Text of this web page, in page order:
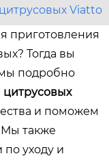
Viatto
приготовления
Тогда вы
мы подробно
и поможем
Мы также
уходу и